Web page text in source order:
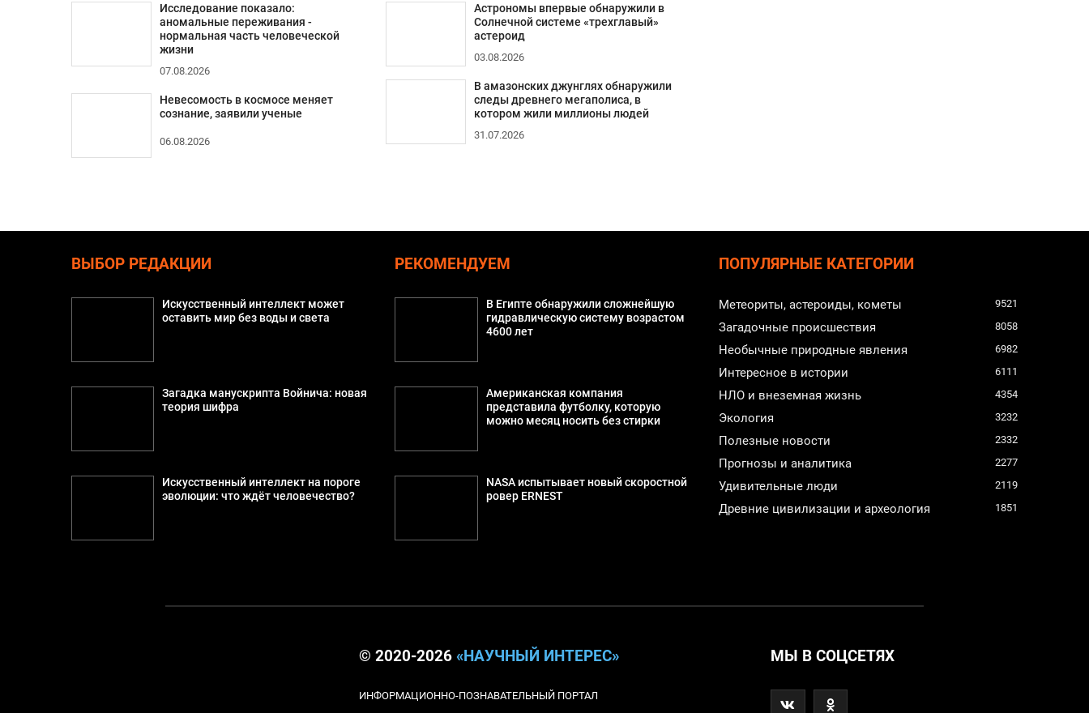
Исследование показало:
аномальные переживания -
нормальная часть человеческой
жизни
07.08.2026
Невесомость в космосе меняет
сознание, заявили ученые
06.08.2026
Астрономы впервые обнаружили в
Солнечной системе «трехглавый»
астероид
03.08.2026
В амазонских джунглях обнаружили
следы древнего мегаполиса, в
котором жили миллионы людей
31.07.2026
ВЫБОР РЕДАКЦИИ
Искусственный интеллект может
оставить мир без воды и света
Загадка манускрипта Войнича: новая
теория шифра
Искусственный интеллект на пороге
эволюции: что ждёт человечество?
РЕКОМЕНДУЕМ
В Египте обнаружили сложнейшую
гидравлическую систему возрастом
4600 лет
Американская компания
представила футболку, которую
можно месяц носить без стирки
NASA испытывает новый скоростной
ровер ERNEST
ПОПУЛЯРНЫЕ КАТЕГОРИИ
Метеориты, астероиды, кометы 9521
Загадочные происшествия 8058
Необычные природные явления 6982
Интересное в истории 6111
НЛО и внеземная жизнь 4354
Экология 3232
Полезные новости 2332
Прогнозы и аналитика 2277
Удивительные люди 2119
Древние цивилизации и археология 1851
© 2020-2026 «НАУЧНЫЙ ИНТЕРЕС»
ИНФОРМАЦИОННО-ПОЗНАВАТЕЛЬНЫЙ ПОРТАЛ
МЫ В СОЦСЕТЯХ